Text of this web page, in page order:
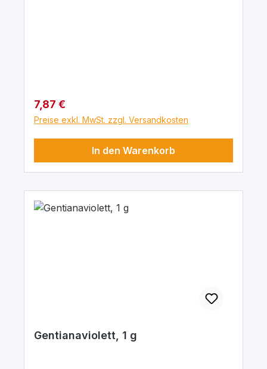
Regulärer Preis:
7,87 €
Preise exkl. MwSt. zzgl. Versandkosten
In den Warenkorb
Gentianaviolett, 1 g